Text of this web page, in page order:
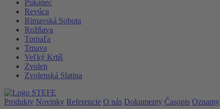
Pukanec
Revúca
Rimavská Sobota
Rožňava
Tornaľa
Trnava
Veľký Krtíš
Zvolen
Zvolenská Slatina
Produkty Novinky Referencie O nás Dokumenty Časopis Oznamy